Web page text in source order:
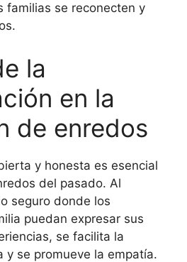
familias se reconecten y
la
en la
de enredos
y honesta es esencial
del pasado. Al
seguro donde los
puedan expresar sus
se facilita la
y se promueve la empatía.